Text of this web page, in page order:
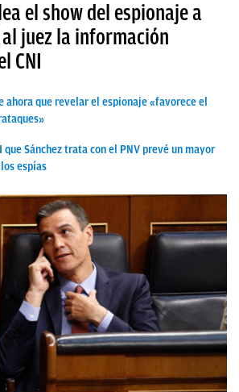
el show del espionaje a
juez la información
CNI
ahora que revelar el espionaje «favorece el
que Sánchez trata con el PNV prevé un mayor
espías